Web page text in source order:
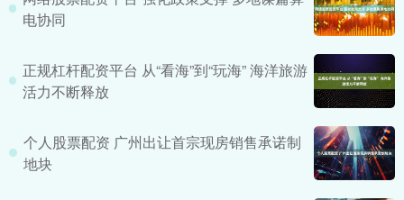
电协同
正规杠杆配资平台 从“看海”到“玩海” 海洋旅游
活力不断释放
个人股票配资 广州出让首宗现房销售承诺制
地块